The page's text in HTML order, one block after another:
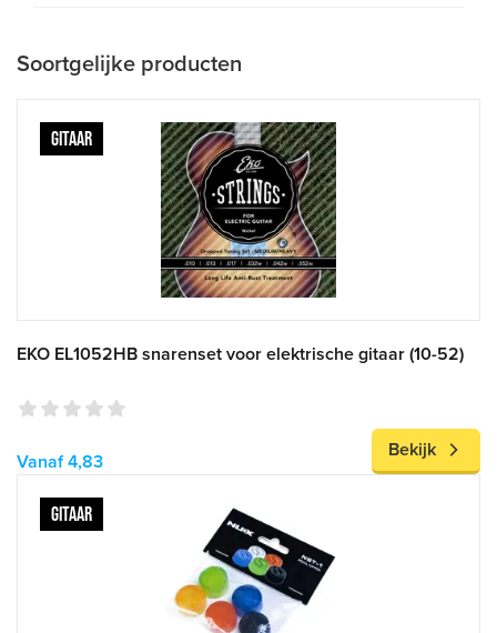
Soortgelijke producten
GITAAR
EKO EL1052HB snarenset voor elektrische gitaar (10-52)
Vanaf 4,83
Bekijk
GITAAR